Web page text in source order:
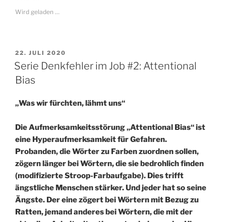
Wird geladen …
VERÖFFENTLICHT
AM
22. JULI 2020
Serie Denkfehler im Job #2: Attentional
Bias
„Was wir fürchten, lähmt uns“
Die Aufmerksamkeitsstörung „Attentional Bias“ ist
eine Hyperaufmerksamkeit für Gefahren.
Probanden, die Wörter zu Farben zuordnen sollen,
zögern länger bei Wörtern, die sie bedrohlich finden
(modifizierte Stroop-Farbaufgabe). Dies trifft
ängstliche Menschen stärker. Und jeder hat so seine
Ängste. Der eine zögert bei Wörtern mit Bezug zu
Ratten, jemand anderes bei Wörtern, die mit der